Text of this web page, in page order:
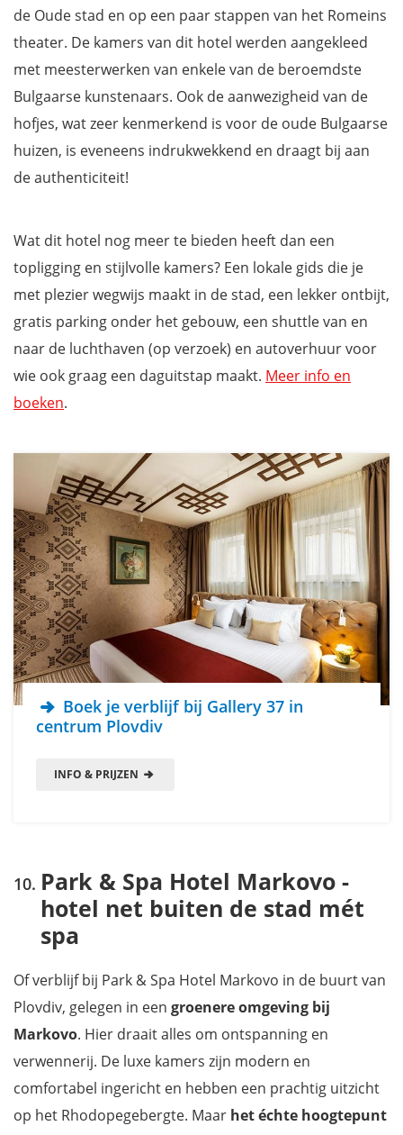
de Oude stad en op een paar stappen van het Romeins
theater. De kamers van dit hotel werden aangekleed
met meesterwerken van enkele van de beroemdste
Bulgaarse kunstenaars. Ook de aanwezigheid van de
hofjes, wat zeer kenmerkend is voor de oude Bulgaarse
huizen, is eveneens indrukwekkend en draagt bij aan
de authenticiteit!
Wat dit hotel nog meer te bieden heeft dan een
topligging en stijlvolle kamers? Een lokale gids die je
met plezier wegwijs maakt in de stad, een lekker ontbijt,
gratis parking onder het gebouw, een shuttle van en
naar de luchthaven (op verzoek) en autoverhuur voor
wie ook graag een daguitstap maakt. Meer info en
boeken.
Boek je verblijf bij Gallery 37 in
centrum Plovdiv
INFO & PRIJZEN
Park & Spa Hotel Markovo -
hotel net buiten de stad mét
spa
Of verblijf bij Park & Spa Hotel Markovo in de buurt van
Plovdiv, gelegen in een groenere omgeving bij
Markovo. Hier draait alles om ontspanning en
verwennerij. De luxe kamers zijn modern en
comfortabel ingericht en hebben een prachtig uitzicht
op het Rhodopegebergte. Maar het échte hoogtepunt